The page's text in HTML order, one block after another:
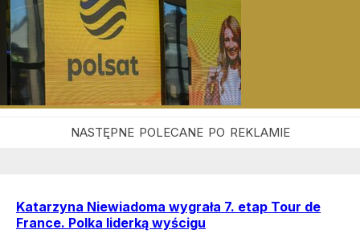
Katarzyna Niewiadoma wygrała 7. etap Tour de
France. Polka liderką wyścigu